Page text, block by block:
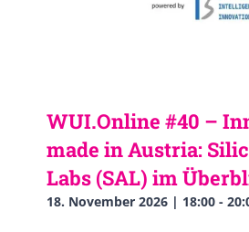
WUI.Online #40 –
made in Austria:
Labs (SAL) im
18. November 2026 | 18:00 -